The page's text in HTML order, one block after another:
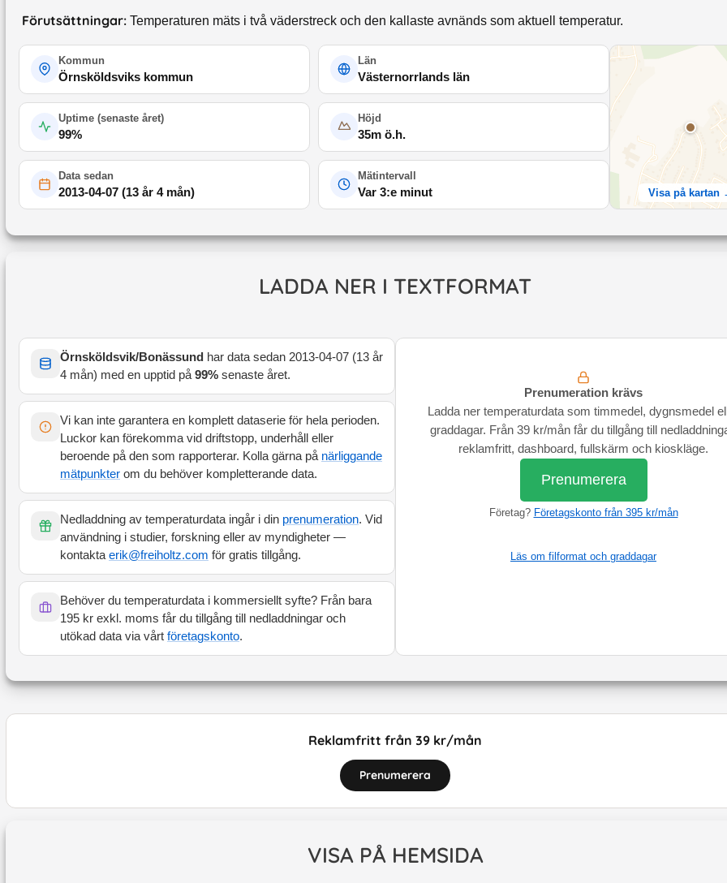
Förutsättningar: Temperaturen mäts i två väderstreck och den kallaste avnänds som aktuell temperatur.
Kommun
Örnsköldsviks kommun
Län
Västernorrlands län
Uptime (senaste året)
99%
Höjd
35m ö.h.
Data sedan
2013-04-07 (13 år 4 mån)
Mätintervall
Var 3:e minut Visa på kartan
LADDA NER I TEXTFORMAT
Örnsköldsvik/Bonässund har data sedan 2013-04-07 (13 år
4 mån) med en upptid på 99% senaste året.
Vi kan inte garantera en komplett dataserie för hela perioden.
Luckor kan förekomma vid driftstopp, underhåll eller
beroende på den som rapporterar. Kolla gärna på närliggande
mätpunkter om du behöver kompletterande data.
Nedladdning av temperaturdata ingår i din prenumeration. Vid
användning i studier, forskning eller av myndigheter —
kontakta erik@freiholtz.com för gratis tillgång.
Behöver du temperaturdata i kommersiellt syfte? Från bara
195 kr exkl. moms får du tillgång till nedladdningar och
utökad data via vårt företagskonto.
Prenumeration krävs
Ladda ner temperaturdata som timmedel, dygnsmedel
graddagar. Från 39 kr/mån får du tillgång till
reklamfritt, dashboard, fullskärm och kioskläge.
Prenumerera
Företag? Företagskonto från 395 kr/mån
Läs om filformat och graddagar
Reklamfritt från 39 kr/mån
Prenumerera
VISA PÅ HEMSIDA